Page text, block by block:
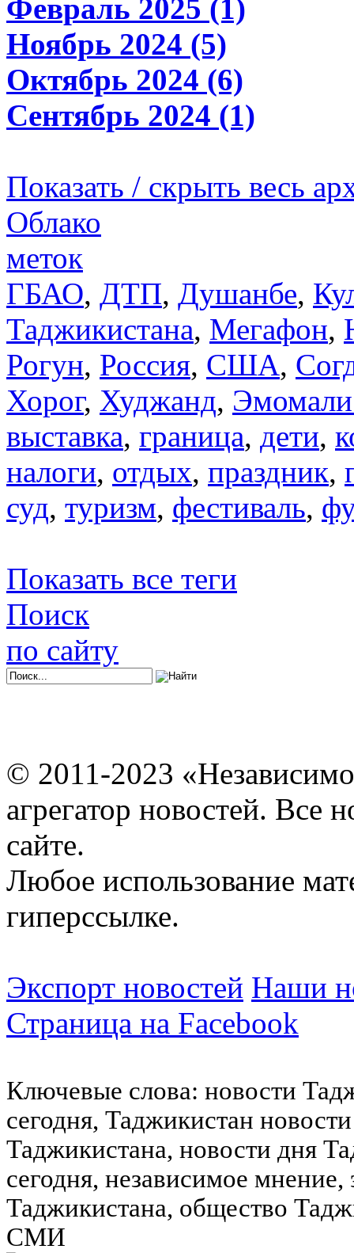
Февраль 2025 (1)
Ноябрь 2024 (5)
Октябрь 2024 (6)
Сентябрь 2024 (1)
Показать / скрыть весь
Облако
меток
ГБАО, ДТП, Душанбе,
Таджикистана, Мегафон,
Рогун, Россия, США,
Хорог, Худжанд,
выставка, граница, дети,
налоги, отдых, праздник,
суд, туризм, фестиваль,
Показать все теги
Поиск
по сайту
© 2011-2023
агрегатор новостей. Все
сайте.
Любое использование
гиперссылке.
Экспорт новостей Наши
Страница на Facebook
Ключевые слова: новости
сегодня, Таджикистан
Таджикистана, новости дня
сегодня, независимое
Таджикистана, общество
СМИ